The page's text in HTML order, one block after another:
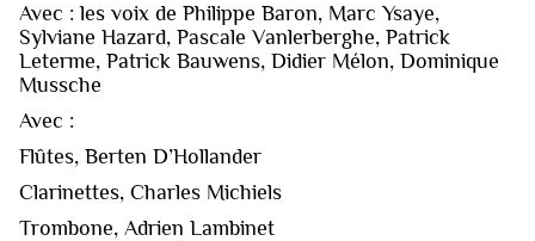
Avec : les voix de Philippe Baron, Marc Ysaye,
Sylviane Hazard, Pascale Vanlerberghe, Patrick
Leterme, Patrick Bauwens, Didier Mélon, Dominique
Mussche
Avec :
Flûtes, Berten D’Hollander
Clarinettes, Charles Michiels
Trombone, Adrien Lambinet